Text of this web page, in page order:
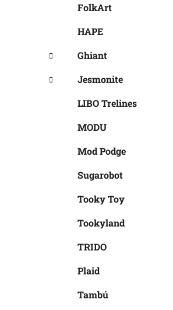
FolkArt
HAPE
Ghiant
Jesmonite
LIBO Trelines
MODU
Mod Podge
Sugarobot
Tooky Toy
Tookyland
TRIDO
Plaid
Tambú